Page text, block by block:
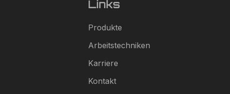
Links
Produkte
Arbeitstechniken
Karriere
Kontakt